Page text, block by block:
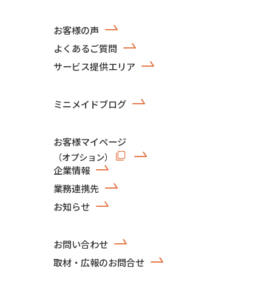
お客様の声
よくあるご質問
サービス提供エリア
ミニメイドブログ
お客様マイページ
（オプション）
企業情報
業務連携先
お知らせ
お問い合わせ
取材・広報のお問合せ